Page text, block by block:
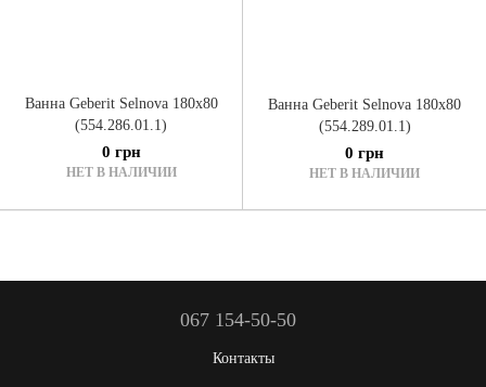
Ванна Geberit Selnova 180x80
(554.286.01.1)
0 грн
НЕТ В НАЛИЧИИ
Ванна Geberit Selnova 180x80
(554.289.01.1)
0 грн
НЕТ В НАЛИЧИИ
067 154-50-50
Контакты